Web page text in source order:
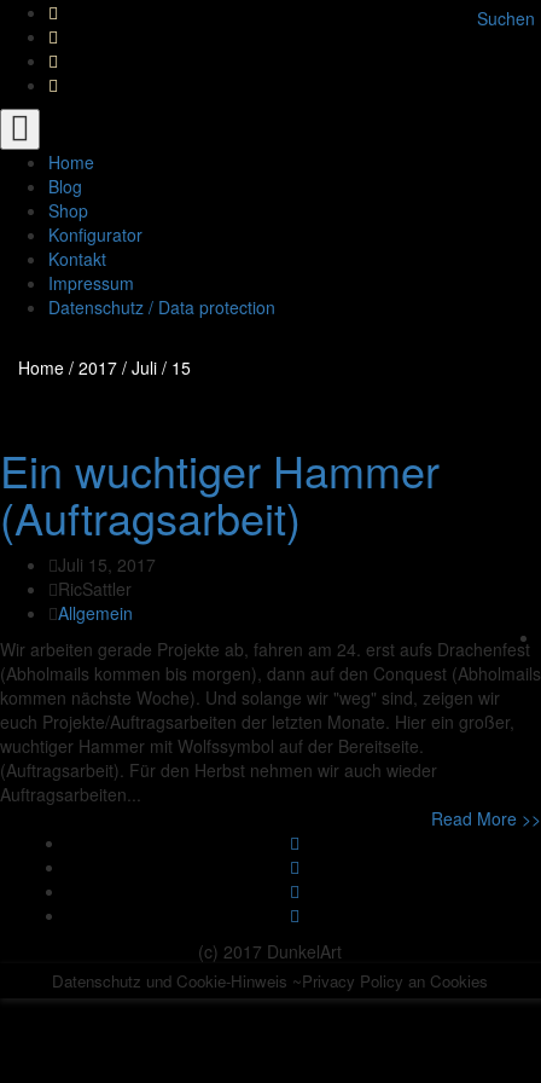
Suchen
Toggle
navigation
Home
Blog
Shop
Konfigurator
Kontakt
Impressum
Datenschutz / Data protection
Home / 2017 / Juli / 15
Ein wuchtiger Hammer
(Auftragsarbeit)
Juli 15, 2017
RicSattler
Allgemein
Wir arbeiten gerade Projekte ab, fahren am 24. erst aufs Drachenfest
(Abholmails kommen bis morgen), dann auf den Conquest (Abholmails
kommen nächste Woche). Und solange wir "weg" sind, zeigen wir
euch Projekte/Auftragsarbeiten der letzten Monate. Hier ein großer,
wuchtiger Hammer mit Wolfssymbol auf der Bereitseite.
(Auftragsarbeit). Für den Herbst nehmen wir auch wieder
Auftragsarbeiten...
Read More >>
(c) 2017 DunkelArt
Datenschutz und Cookie-Hinweis ~Privacy Policy an Cookies